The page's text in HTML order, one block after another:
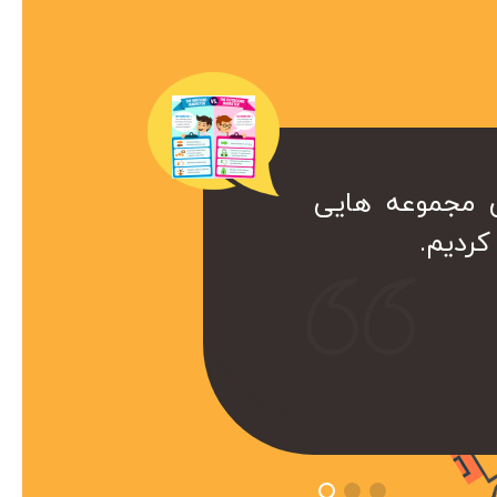
همراه ارزشمند برای ما هست. کا
که داریم از خدمات سئو این
مجموعه هایی